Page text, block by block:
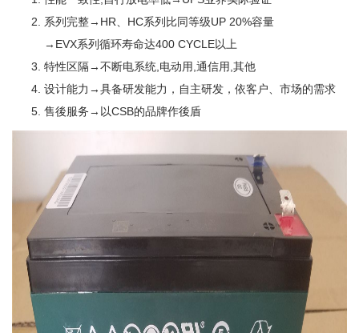
系列完整→HR、HC系列比同等级UP 20%容量
→EVX系列循环寿命达400 CYCLE以上
特性区隔→不断电系统,电动用,通信用,其他
设计能力→具备研发能力，自主研发，依客户、市场的需求
售後服务→以CSB的品牌作後盾